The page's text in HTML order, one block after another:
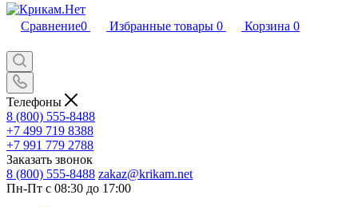
Сравнение0 Избранные товары 0 Корзина 0
Телефоны
8 (800) 555-8488
+7 499 719 8388
+7 991 779 2788
Заказать звонок
8 (800) 555-8488 zakaz@krikam.net
Пн-Пт с 08:30 до 17:00